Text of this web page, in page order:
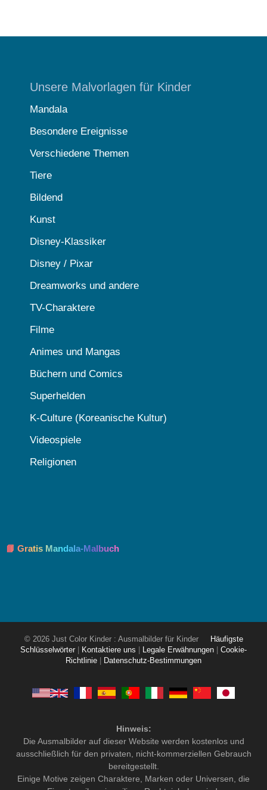
Unsere Malvorlagen für Kinder
Mandala
Besondere Ereignisse
Verschiedene Themen
Tiere
Bildend
Kunst
Disney-Klassiker
Disney / Pixar
Dreamworks und andere
TV-Charaktere
Filme
Animes und Mangas
Büchern und Comics
Superhelden
K-Culture (Koreanische Kultur)
Videospiele
Religionen
📘 Gratis Mandala-Malbuch
© 2026 Just Color Kinder : Ausmalbilder für Kinder
Häufigste
Schlüsselwörter
Kontaktiere uns Legale Erwähnungen
Cookie-
Richtlinie
Datenschutz-Bestimmungen
Hinweis:
Die Ausmalbilder auf dieser Website werden kostenlos und
ausschließlich für den privaten, nicht-kommerziellen Gebrauch
bereitgestellt.
Einige Motive zeigen Charaktere, Marken oder Universen, die